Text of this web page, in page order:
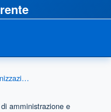
Organizzazione
amministrazione e